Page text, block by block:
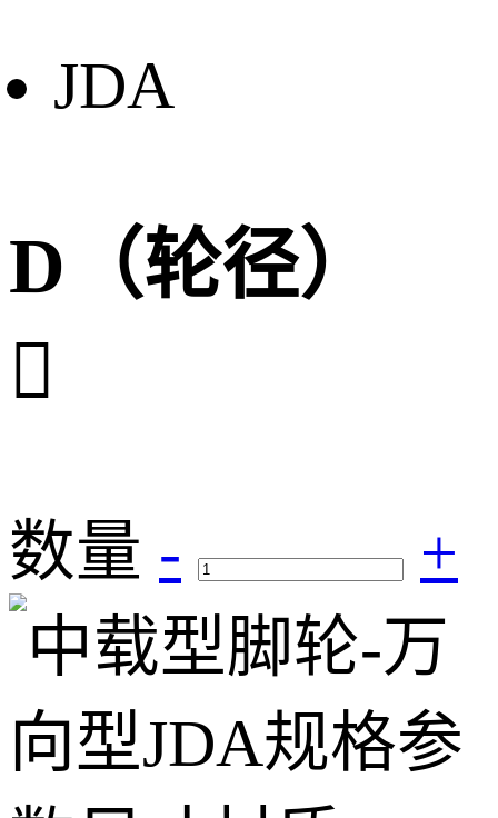
JDA
D（轮径）

数量 - +